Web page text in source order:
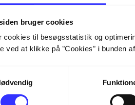
bruger cookies
cookies til besøgsstatistik og
ved at klikke på ”Cookies” i bunden
...